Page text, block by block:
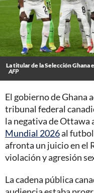
La titular de la Selección
AFP
El gobierno de Ghana
tribunal federal
la negativa de Ottawa
Mundial 2026al
afronta un juicio en el
violación y agresión
La cadena pública